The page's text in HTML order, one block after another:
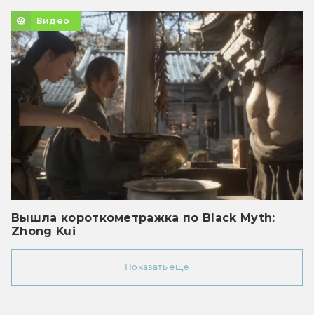
Видео
Вышла короткометражка по Black Myth:
Zhong Kui
Показать ещё